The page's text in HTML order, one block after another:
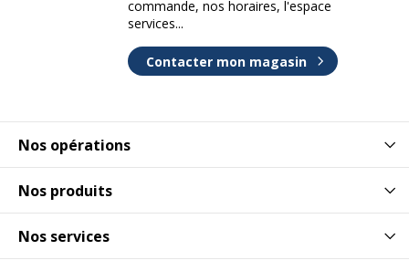
Nos opérations
Nos produits
Nos services
commande, nos horaires, l'espace
services...
Contacter mon magasin